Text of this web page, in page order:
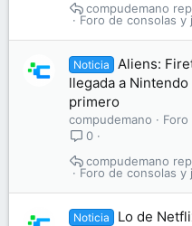
Foro de consolas y
compudemano
Noticia
Aliens:
llegada a
primero
compudemano
0
Foro de consolas y
compudemano
Noticia
Lo de